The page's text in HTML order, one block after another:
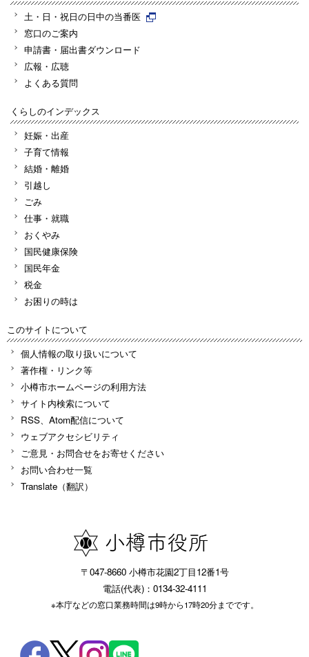
土・日・祝日の日中の当番医
窓口のご案内
申請書・届出書ダウンロード
広報・広聴
よくある質問
くらしのインデックス
妊娠・出産
子育て情報
結婚・離婚
引越し
ごみ
仕事・就職
おくやみ
国民健康保険
国民年金
税金
お困りの時は
このサイトについて
個人情報の取り扱いについて
著作権・リンク等
小樽市ホームページの利用方法
サイト内検索について
RSS、Atom配信について
ウェブアクセシビリティ
ご意見・お問合せをお寄せください
お問い合わせ一覧
Translate（翻訳）
〒047-8660 小樽市花園2丁目12番1号
電話(代表)：0134-32-4111
※本庁などの窓口業務時間は9時から17時20分までです。